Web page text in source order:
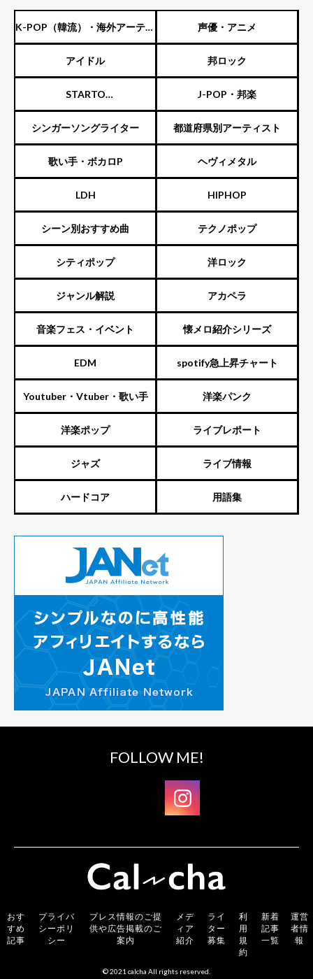
K-POP（韓流）・海外アーティ
スト
声優・アニメ
アイドル 邦ロック
STARTO
ENTERTAINMENT（旧ジャニ
ーズ）
J-POP・邦楽
シンガーソングライター 都道府県別アーティスト
歌い手・ボカロP ヘヴィメタル
LDH HIPHOP
シーン別おすすめ曲 テクノポップ
シティポップ 洋ロック
ジャンル解説 アカペラ
音楽フェス・イベント 懐メロ紹介シリーズ
EDM spotify急上昇チャート
Youtuber・Vtuber・歌い手 洋楽パンク
洋楽ポップ ライブレポート
ジャズ ライブ情報
ハードコア 用語集
FOLLOW ME!
おす
すめ
記事
プライバ
シーポリ
シー
プレス情報のご提
供や広告掲載のご
案内
メデ
ィア
紹介
ライ
ター
募集
利
用
規
約
新着
記事
一覧
運営
者情
報
© 2021 calcha All rights reserved.